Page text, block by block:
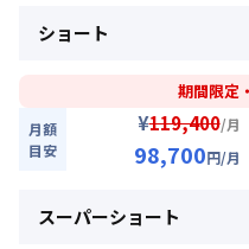
円/回 にてご利用いただけます
利用時の料金詳細
月額賃料目安詳細料金（30
賃料：
63,000円/月 (2,100円/
光熱費：
24,000円/月 (800円/
その他費用詳細料金
【即割｜9月30日まで入居
2026年8月10日
、賃料30%引きキャンペー
円/回 にてご利用いただけます
ショート
期間限定
月額
目安
¥119,400/月
98,700円/月
割引
【即割｜9月30日まで入居
スーパーショート